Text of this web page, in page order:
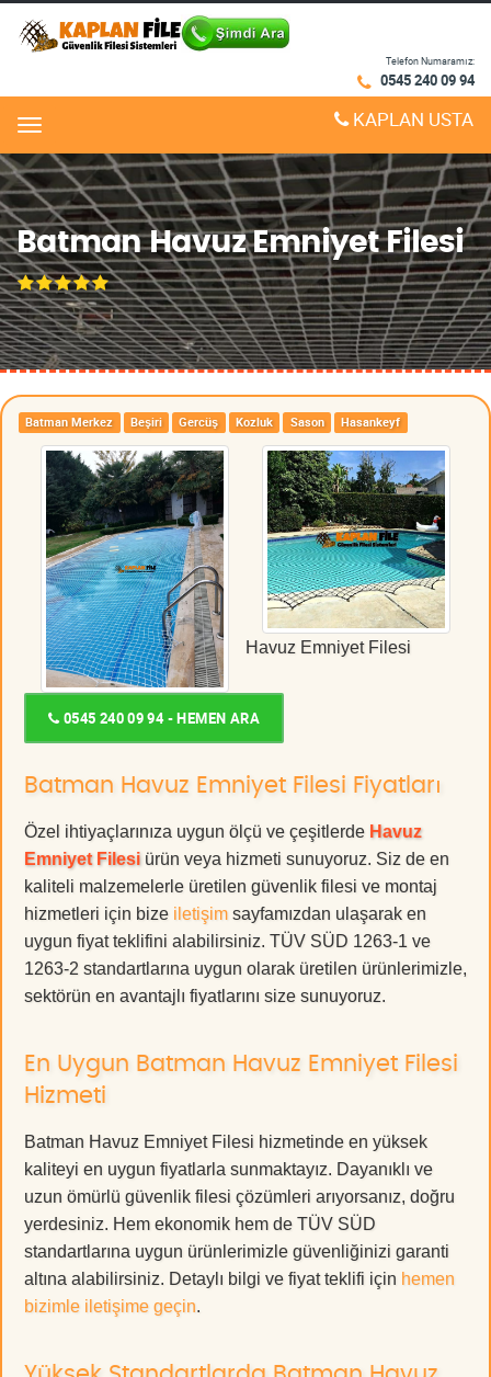
Telefon Numaramız:
0545 240 09 94
Menu KAPLAN USTA
Batman Havuz Emniyet Filesi
Batman Merkez Beşiri Gercüş Kozluk Sason Hasankeyf
Havuz Emniyet Filesi
0545 240 09 94 - HEMEN ARA
Batman Havuz Emniyet Filesi Fiyatları
Özel ihtiyaçlarınıza uygun ölçü ve çeşitlerde Havuz
Emniyet Filesi ürün veya hizmeti sunuyoruz. Siz de en
kaliteli malzemelerle üretilen güvenlik filesi ve montaj
hizmetleri için bize iletişim sayfamızdan ulaşarak en
uygun fiyat teklifini alabilirsiniz. TÜV SÜD 1263-1 ve
1263-2 standartlarına uygun olarak üretilen ürünlerimizle,
sektörün en avantajlı fiyatlarını size sunuyoruz.
En Uygun Batman Havuz Emniyet Filesi
Hizmeti
Batman Havuz Emniyet Filesi hizmetinde en yüksek
kaliteyi en uygun fiyatlarla sunmaktayız. Dayanıklı ve
uzun ömürlü güvenlik filesi çözümleri arıyorsanız, doğru
yerdesiniz. Hem ekonomik hem de TÜV SÜD
standartlarına uygun ürünlerimizle güvenliğinizi garanti
altına alabilirsiniz. Detaylı bilgi ve fiyat teklifi için hemen
bizimle iletişime geçin.